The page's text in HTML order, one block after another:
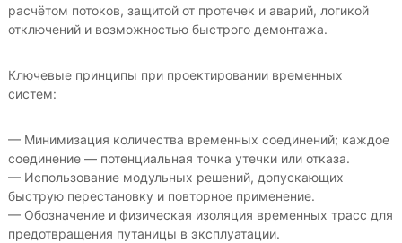
расчётом потоков, защитой от протечек и аварий, логикой
отключений и возможностью быстрого демонтажа.
Ключевые принципы при проектировании временных
систем:
— Минимизация количества временных соединений; каждое
соединение — потенциальная точка утечки или отказа.
— Использование модульных решений, допускающих
быструю перестановку и повторное применение.
— Обозначение и физическая изоляция временных трасс для
предотвращения путаницы в эксплуатации.